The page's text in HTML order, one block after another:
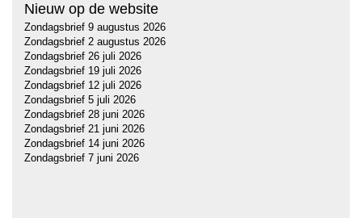
Nieuw op de website
Zondagsbrief 9 augustus 2026
Zondagsbrief 2 augustus 2026
Zondagsbrief 26 juli 2026
Zondagsbrief 19 juli 2026
Zondagsbrief 12 juli 2026
Zondagsbrief 5 juli 2026
Zondagsbrief 28 juni 2026
Zondagsbrief 21 juni 2026
Zondagsbrief 14 juni 2026
Zondagsbrief 7 juni 2026